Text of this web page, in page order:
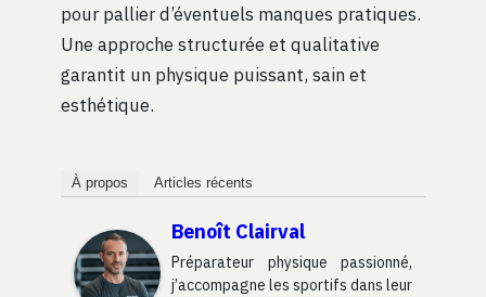
pour pallier d’éventuels manques pratiques.
Une approche structurée et qualitative
garantit un physique puissant, sain et
esthétique.
À propos Articles récents
Benoît Clairval
Préparateur physique passionné,
j’accompagne les sportifs dans leur